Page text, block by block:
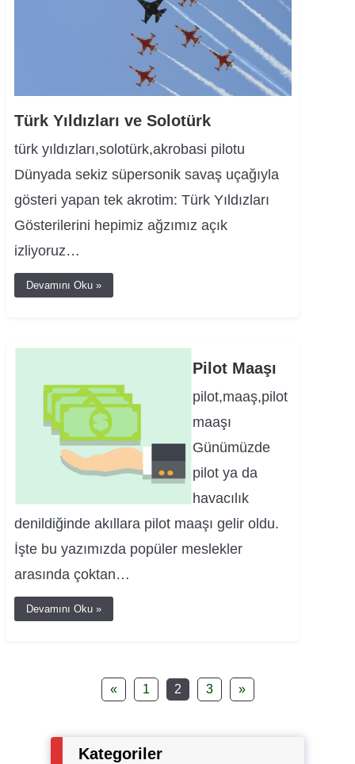
Türk Yıldızları ve Solotürk
türk yıldızları,solotürk,akrobasi pilotu
Dünyada sekiz süpersonik savaş uçağıyla
gösteri yapan tek akrotim: Türk Yıldızları
Gösterilerini hepimiz ağzımız açık
izliyoruz…
Devamını Oku »
Pilot Maaşı
pilot,maaş,pilot
maaşı
Günümüzde
pilot ya da
havacılık
denildiğinde akıllara pilot maaşı gelir oldu.
İşte bu yazımızda popüler meslekler
arasında çoktan…
Devamını Oku »
« 1 2 3 »
Kategoriler